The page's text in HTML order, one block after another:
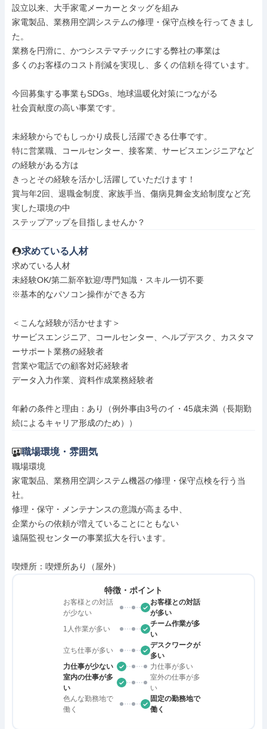
設立以来、大手家電メーカーとタッグを組み
家電製品、業務用空調システムの修理・保守点検を行ってきまし
た。
業務を円滑に、かつシステマチックにする弊社の事業は
多くのお客様のコスト削減を実現し、多くの信頼を得ています。
今回募集する事業もSDGs、地球温暖化対策につながる
社会貢献度の高い事業です。
未経験からでもしっかり成長し活躍できる仕事です。
特に営業職、コールセンター、接客業、サービスエンジニアなど
の経験がある方は
きっとその経験を活かし活躍していただけます！
賞与年2回、退職金制度、家族手当、傷病見舞金支給制度など充
実した環境の中
ステップアップを目指しませんか？
求めている人材
求めている人材
未経験OK/第二新卒歓迎/専門知識・スキル一切不要
※基本的なパソコン操作ができる方
＜こんな経験が活かせます＞
サービスエンジニア、コールセンター、ヘルプデスク、カスタマ
ーサポート業務の経験者
営業や電話での顧客対応経験者
データ入力作業、資料作成業務経験者
年齢の条件と理由：あり（例外事由3号のイ・45歳未満（長期勤
続によるキャリア形成のため））
職場環境・雰囲気
職場環境
家電製品、業務用空調システム機器の修理・保守点検を行う当
社。
修理・保守・メンテナンスの意識が高まる中、
企業からの依頼が増えていることにともない
遠隔監視センターの事業拡大を行います。
喫煙所：喫煙所あり（屋外）
特徴・ポイント
お客様との対話
が少ない
お客様との対話
が多い
1人作業が多い
チーム作業が多
い
立ち仕事が多い
デスクワークが
多い
力仕事が少ない
力仕事が多い
室内の仕事が多
い
室外の仕事が多
い
色んな勤務地で
働く
固定の勤務地で
働く